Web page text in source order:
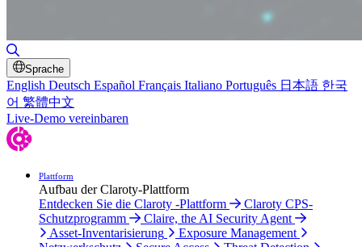
Sprache
English Deutsch Español Français Italiano Português 日本語 한국
어 繁體中文
Live-Demo vereinbaren
Plattform
Aufbau der Claroty-Plattform
Entdecken Sie die Claroty -Plattform
Claroty CPS-
Schutzprogramm
Claire, the AI Security Agent
Asset-Inventarisierung
Exposure Management